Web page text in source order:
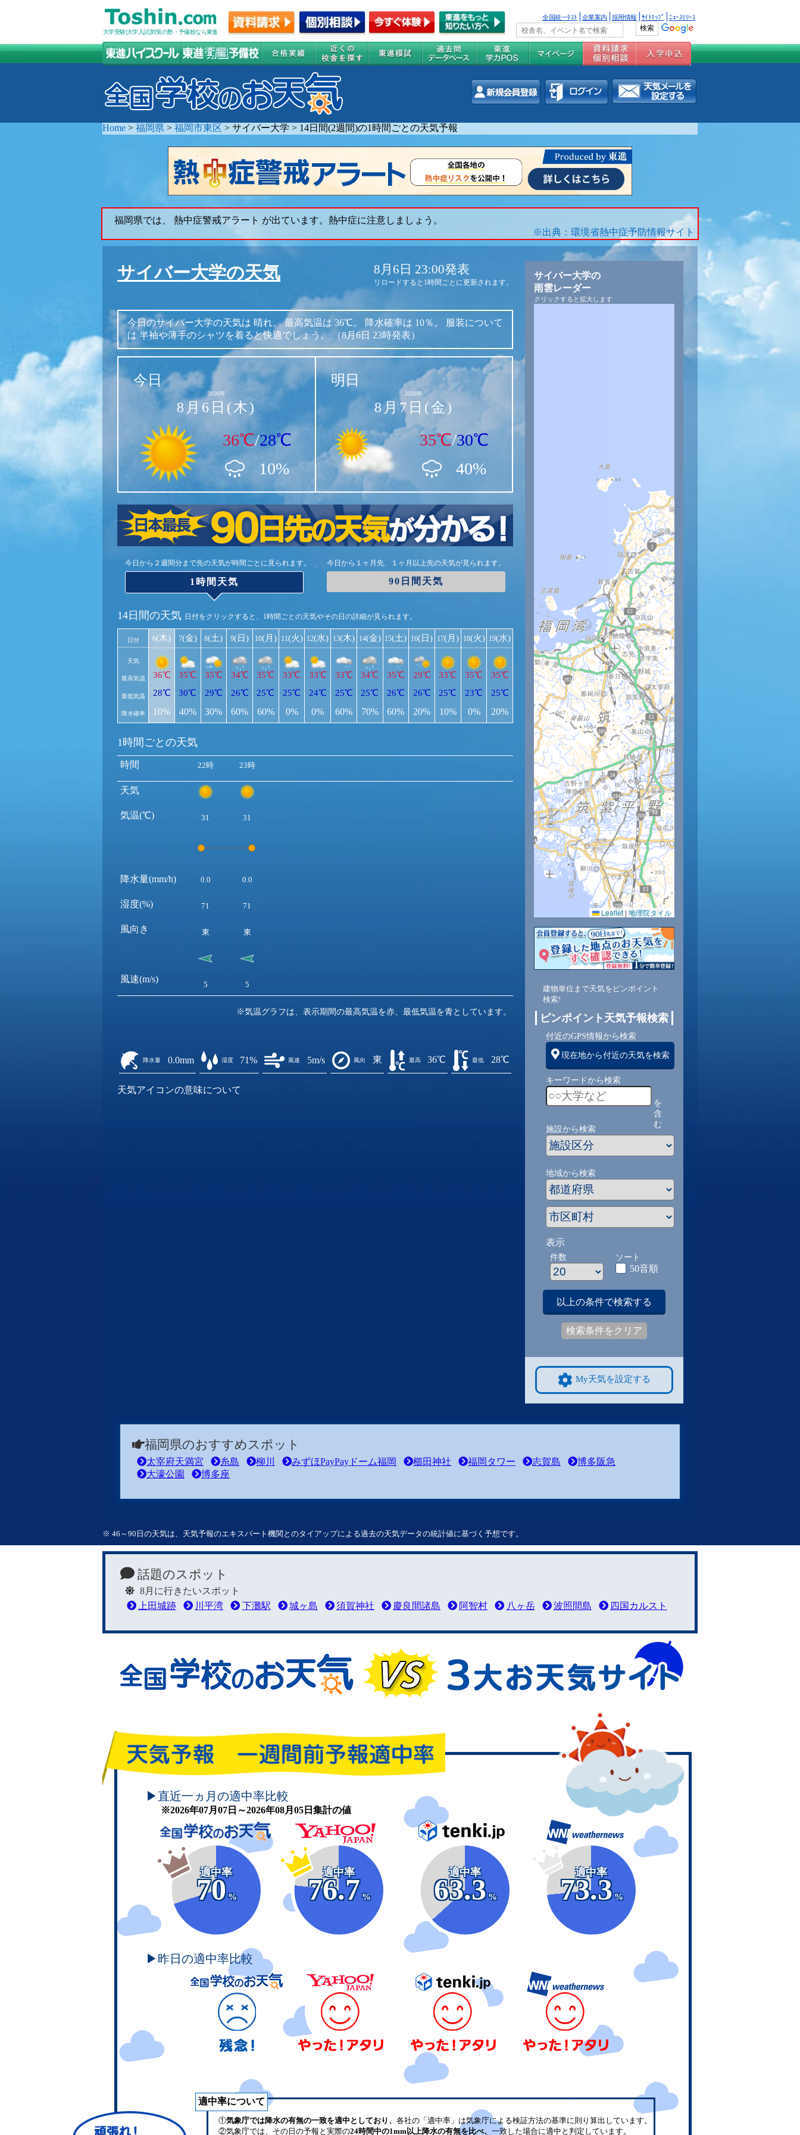
大学受験(大学入試)対策の塾・予備校なら東進
全国統一ﾃｽﾄ 企業案内 採用情報 ｻｲﾄﾏｯﾌﾟ ﾆｭｰｽﾘﾘｰｽ
Home > 福岡県 > 福岡市東区 > サイバー大学 > 14日間(2週間)の1時間ごとの天気予報
福岡県では、 熱中症警戒アラート が出ています。熱中症に注意しましょう。
※出典：環境省熱中症予防情報サイト
サイバー大学の天気 8月6日 23:00発表
リロードすると1時間ごとに更新されます。
今日のサイバー大学の天気は 晴れ。 最高気温は 36℃。 降水確率は 10％。
服装について
は 半袖や薄手のシャツを着ると快適でしょう。 （8月6日 23時発表）
今日
2026年
8月6日(木)
36℃/28℃
10%
明日
2026年
8月7日(金)
35℃/30℃
40%
今日から２週間分まで先の天気が時間ごとに見られます。
1時間天気
今日から１ヶ月先、１ヶ月以上先の天気が見られます。
90日間天気
14日間の天気 日付をクリックすると、1時間ごとの天気やその日の詳細が見られます。
日付
天気
最高気温
最低気温
降水確率
6(木)
36℃
28℃
10%
7(金)
35℃
30℃
40%
8(土)
35℃
29℃
30%
9(日)
34℃
26℃
60%
10(月)
35℃
25℃
60%
11(火)
33℃
25℃
0%
12(水)
33℃
24℃
0%
13(木)
33℃
25℃
60%
14(金)
34℃
25℃
70%
15(土)
35℃
26℃
60%
16(日)
29℃
26℃
20%
17(月)
33℃
25℃
10%
18(火)
35℃
23℃
0%
19(水)
35℃
25℃
20%
1時間ごとの天気
時間
天気
気温(℃)
降水量(mm/h)
湿度(%)
風向き
風速(m/s)
22時 23時
31 31
0.0 0.0
71 71
東 東
5 5
※気温グラフは、表示期間の最高気温を赤、最低気温を青としています。
降水量 0.0mm 湿度 71% 風速 5m/s 風向 東 最高 36℃ 最低 28℃
天気アイコンの意味について
サイバー大学の
雨雲レーダー
クリックすると拡大します
Leaflet | 地理院タイル
建物単位まで天気をピンポイント
検索!
ピンポイント天気予報検索
付近のGPS情報から検索
現在地から付近の天気を検索
キーワードから検索
を
含
む
施設から検索
地域から検索
表示
件数 ソート
50音順
以上の条件で検索する
検索条件をクリア
My天気を設定する
福岡県のおすすめスポット
太宰府天満宮 糸島 柳川 みずほPayPayドーム福岡 櫛田神社 福岡タワー 志賀島
博多阪急
大濠公園
博多座
※ 46～90日の天気は、天気予報のエキスパート機関とのタイアップによる過去の天気データの統計値に基づく予想です。
話題のスポット
8月に行きたいスポット
上田城跡
川平湾 下灘駅 城ヶ島 須賀神社 慶良間諸島 阿智村 八ヶ岳 波照間島 四国カルスト
頑張れ！学校のお天気
▶直近一ヵ月の適中率比較
※2026年07月07日～2026年08月05日集計の値
適中率
70
%
適中率
76.7
%
適中率
63.3
%
適中率
73.3
%
▶昨日の適中率比較
適中率について
①気象庁では降水の有無の一致を適中としており、 各社の「適中率」は気象庁による検証方法の基準に則り算出しています。
②気象庁では、その日の予報と実際の24時間中の1mm以上降水の有無を比べ、 一致した場合に適中と判定しています。